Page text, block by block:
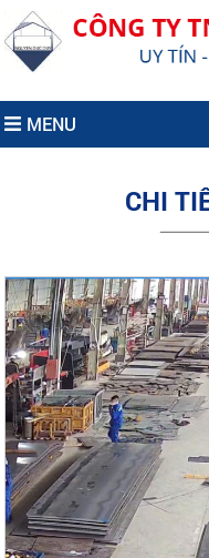
MENU
CHI